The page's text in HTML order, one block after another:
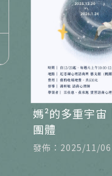
媽²的多重宇宙
團體
發佈：2025/11/06